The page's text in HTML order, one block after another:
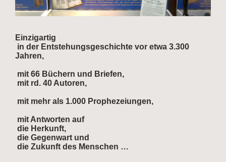
Einzigartig
in der Entstehungsgeschichte vor etwa 3.300
Jahren,
mit 66 Büchern und Briefen,
mit rd. 40 Autoren,
mit mehr als 1.000 Prophezeiungen,
mit Antworten auf
die Herkunft,
die Gegenwart und
die Zukunft des Menschen …